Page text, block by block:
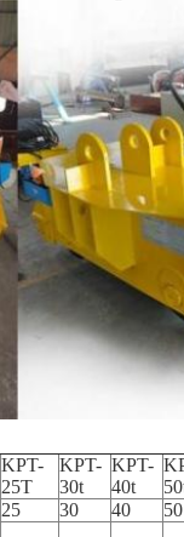
KPT-
25T
KPT-
30t
KPT-
40t
25 30 40 50